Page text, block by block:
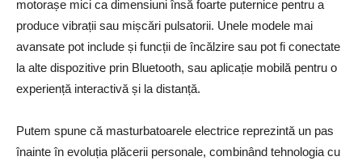
motorașe mici ca dimensiuni însă foarte puternice pentru a
produce vibrații sau mișcări pulsatorii. Unele modele mai
avansate pot include și funcții de încălzire sau pot fi conectate
la alte dispozitive prin Bluetooth, sau aplicație mobilă pentru o
experiență interactivă și la distanță.
Putem spune că masturbatoarele electrice reprezintă un pas
înainte în evoluția plăcerii personale, combinând tehnologia cu